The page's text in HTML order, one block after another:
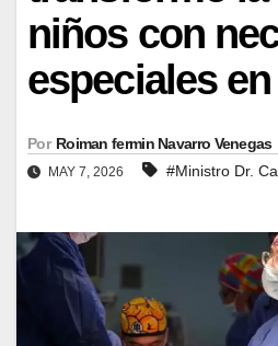
niños con
especiales
Por Roiman fermin Navarro Venegas
MAY 7, 2026 #Ministro Dr.